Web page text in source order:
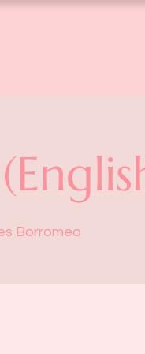
Borromeo